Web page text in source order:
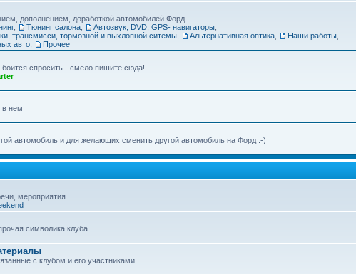
дополнением, доработкой автомобилей Форд
, Тюнинг салона Автозвук, DVD, GPS- навигаторы
трансмисси, тормозной и выхлопной ситемы
Альтернативная оптика Наши работы
авто
Прочее
боится спросить - смело пишите сюда!
в нем
автомобиль и для желающих сменить другой автомобиль на Форд :-)
мероприятия
символика клуба
с клубом и его участниками